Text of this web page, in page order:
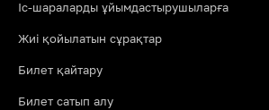
Іс-шараларды ұйымдастырушыларға
Жиі қойылатын сұрақтар
Билет қайтару
Билет сатып алу